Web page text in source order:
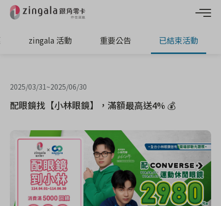
zingala 活動 重要公告 已結束活動
2025/03/31 ~2025/06/30
配眼鏡找【小林眼鏡】，滿額最高送4% 💰